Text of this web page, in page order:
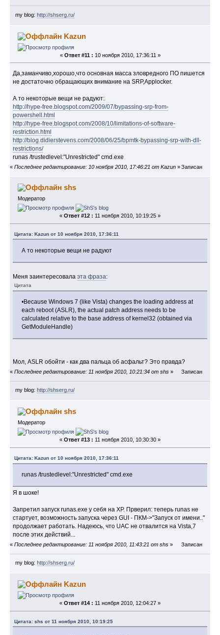
my blog: http://shserg.ru/
Kazun
« Ответ #11 : 10 ноября 2010, 17:36:11 »
Да,заманчиво,хорошо,что основная масса зловредного ПО пишется
не достаточно обращающих внимание на SRP,Applocker.
А то некоторые вещи не радуют:
http://hype-free.blogspot.com/2009/07/bypassing-srp-from-
powershell.html
http://hype-free.blogspot.com/2008/10/limitations-of-software-
restriction.html
http://blog.didierstevens.com/2008/06/25/bpmtk-bypassing-srp-with-dll-
restrictions/
runas /trustedlevel:"Unrestricted" cmd.exe
« Последнее редактирование: 10 ноября 2010, 17:46:21 от Kazun »Записан
shs
Модератор
« Ответ #12 : 11 ноября 2010, 10:19:25 »
Цитата: Kazun от 10 ноября 2010, 17:36:11
А то некоторые вещи не радуют
Меня заинтересовалаэта фраза:
Цитата
•Because Windows 7 (like Vista) changes the loading address at
each reboot (ASLR), the actual patch address needs to be
calculated relative to the base address of kernel32 (obtained via
GetModuleHandle)
Мол, ASLR обойти - как два пальца об асфальт? Это правда?
« Последнее редактирование: 11 ноября 2010, 10:21:34 от shs » Записан
my blog: http://shserg.ru/
shs
Модератор
« Ответ #13 : 11 ноября 2010, 10:30:30 »
Цитата: Kazun от 10 ноября 2010, 17:36:11
runas /trustedlevel:"Unrestricted" cmd.exe
Я в шоке!
Запретил запуск runas.exe у себя на XP. Прверил: теперь runas не
стартует, возможность запуска через GUI - ПКМ->"Запуск от имени.."
продолжает работать. Надеюсь, что UAC не отвалится на Vista,7
после этих действий...
« Последнее редактирование: 11 ноября 2010, 11:43:21 от shs » Записан
my blog: http://shserg.ru/
Kazun
« Ответ #14 : 11 ноября 2010, 12:04:27 »
Цитата: shs от 11 ноября 2010, 10:19:25